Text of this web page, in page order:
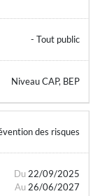
- Tout public
Niveau CAP, BEP
des risques
Du 22/09/2025
Au 26/06/2027